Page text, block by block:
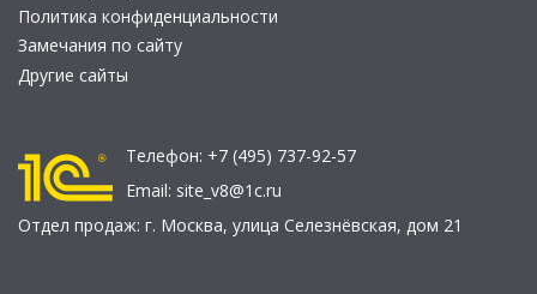
Политика конфиденциальности
Замечания по сайту
Другие сайты
Телефон: +7 (495) 737-92-57
Email: site_v8@1c.ru
Отдел продаж: г. Москва, улица Селезнёвская, дом 21